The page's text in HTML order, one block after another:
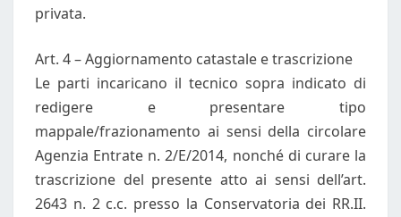
privata.
Art. 4 – Aggiornamento catastale e trascrizione
Le parti incaricano il tecnico sopra indicato di
redigere e presentare tipo
mappale/frazionamento ai sensi della circolare
Agenzia Entrate n. 2/E/2014, nonché di curare la
trascrizione del presente atto ai sensi dell’art.
2643 n. 2 c.c. presso la Conservatoria dei RR.II.